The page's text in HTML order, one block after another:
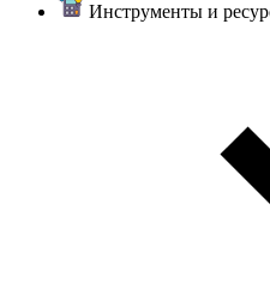
Инструменты и